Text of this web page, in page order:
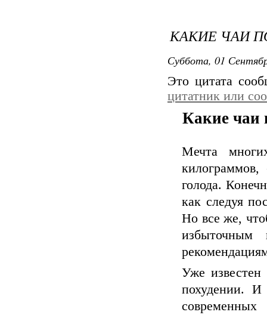
КАКИЕ ЧАИ
Суббота, 01
Это цитата
цитатник или
Какие чаи
Мечта
голода.
как следуя
Но все же,
избыточным
Уже известен
похудении. И